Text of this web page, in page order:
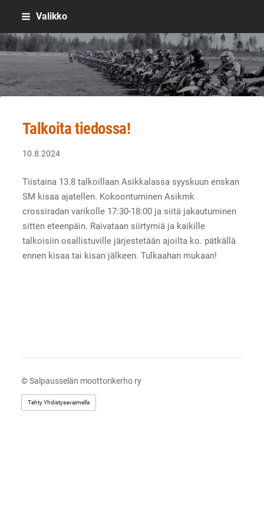
Siirry
sisältöön
Valikko
Sivuston etusivulle
Talkoita tiedossa!
10.8.2024
Tiistaina 13.8 talkoillaan Asikkalassa syyskuun enskan
SM kisaa ajatellen. Kokoontuminen Asikmk
crossiradan varikolle 17:30-18:00 ja siitä jakautuminen
sitten eteenpäin. Raivataan siirtymiä ja kaikille
talkoisiin osallistuville järjestetään ajoilta ko. pätkällä
ennen kisaa tai kisan jälkeen. Tulkaahan mukaan!
©Salpausselän moottorikerho ry
Tehty Yhdistysavaimella